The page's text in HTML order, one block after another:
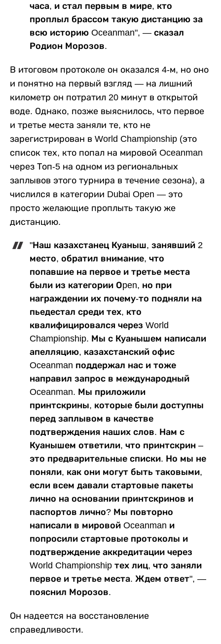
часа, и стал первым в мире, кто
проплыл брассом такую дистанцию за
всю историю Oceanman", — сказал
Родион Морозов.
В итоговом протоколе он оказался 4-м, но оно
и понятно на первый взгляд — на лишний
километр он потратил 20 минут в открытой
воде. Однако, позже выяснилось, что первое
и третье места заняли те, кто не
зарегистрирован в World Championship (это
список тех, кто попал на мировой Oceanman
через Топ-5 на одном из региональных
заплывов этого турнира в течение сезона), а
числился в категории Dubai Open — это
просто желающие проплыть такую же
дистанцию.
"Наш казахстанец Куаныш, занявший 2
место, обратил внимание, что
попавшие на первое и третье места
были из категории Оpen, но при
награждении их почему-то подняли на
пьедестал среди тех, кто
квалифицировался через World
Championship. Мы с Куанышем написали
апелляцию, казахстанский офис
Oceanman поддержал нас и тоже
направил запрос в международный
Oceanman. Мы приложили
принтскрины, которые были доступны
перед заплывом в качестве
подтверждения наших слов. Нам с
Куанышем ответили, что принтскрин –
это предварительные списки. Но мы не
поняли, как они могут быть таковыми,
если всем давали стартовые пакеты
лично на основании принтскринов и
паспортов лично? Мы повторно
написали в мировой Oceanman и
попросили стартовые протоколы и
подтверждение аккредитации через
World Championship тех лиц, что заняли
первое и третье места. Ждем ответ", —
пояснил Морозов.
Он надеется на восстановление
справедливости.